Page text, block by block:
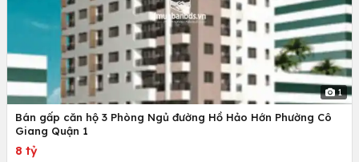
1
Bán gấp căn hộ 3 Phòng Ngủ đường Hồ Hảo Hớn Phường Cô
Giang Quận 1
8 tỷ